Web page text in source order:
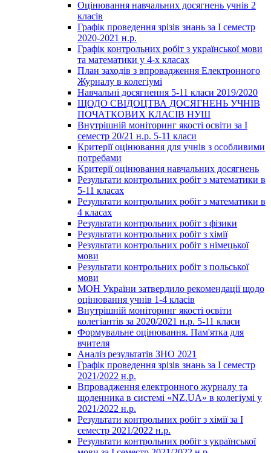
Оцінювання навчальних досягнень учнів 2
класів
Графік проведення зрізів знань за І семестр
2020-2021 н.р.
Графік контрольних робіт з української мови
та математики у 4-х класах
План заходів з впровадження Електронного
Журналу в колегіумі
Навчальні досягнення 5-11 класи 2019/2020
ЩОДО СВІДОЦТВА ДОСЯГНЕНЬ УЧНІВ
ПОЧАТКОВИХ КЛАСІВ НУШ
Внутрішній моніторинг якості освіти за І
семестр 20/21 н.р. 5-11 класи
Критерії оцінювання для учнів з особливими
потребами
Критерії оцінювання навчальних досягнень
Результати контрольних робіт з математики в
5-11 класах
Результати контрольних робіт з математики в
4 класах
Результати контрольних робіт з фізики
Результати контрольних робіт з хімії
Результати контрольних робіт з німецької
мови
Результати контрольних робіт з польської
мови
МОН України затвердило рекомендації щодо
оцінювання учнів 1-4 класів
Внутрішній моніторинг якості освіти
колегіантів за 2020/2021 н.р. 5-11 класи
Формувальне оцінювання. Пам'ятка для
вчителя
Аналіз результатів ЗНО 2021
Графік проведення зрізів знань за І семестр
2021/2022 н.р.
Впровадження електронного журналу та
щоденника в системі «NZ.UA» в колегіумі у
2021/2022 н.р.
Результати контрольних робіт з хімії за І
семестр 2021/2022 н.р.
Результати контрольних робіт з української